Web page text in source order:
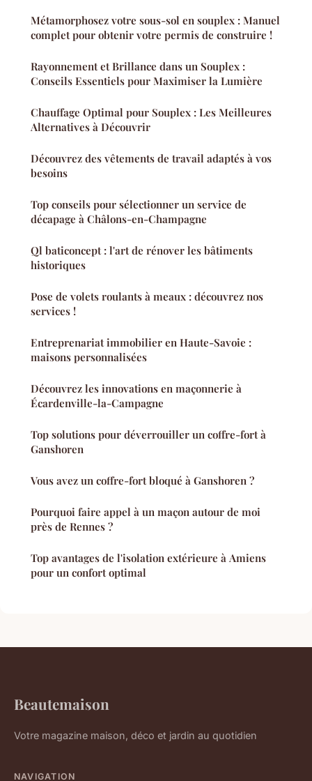
Métamorphosez votre sous-sol en souplex : Manuel
complet pour obtenir votre permis de construire !
Rayonnement et Brillance dans un Souplex :
Conseils Essentiels pour Maximiser la Lumière
Chauffage Optimal pour Souplex : Les Meilleures
Alternatives à Découvrir
Découvrez des vêtements de travail adaptés à vos
besoins
Top conseils pour sélectionner un service de
décapage à Châlons-en-Champagne
Ql baticoncept : l'art de rénover les bâtiments
historiques
Pose de volets roulants à meaux : découvrez nos
services !
Entreprenariat immobilier en Haute-Savoie :
maisons personnalisées
Découvrez les innovations en maçonnerie à
Écardenville-la-Campagne
Top solutions pour déverrouiller un coffre-fort à
Ganshoren
Vous avez un coffre-fort bloqué à Ganshoren ?
Pourquoi faire appel à un maçon autour de moi
près de Rennes ?
Top avantages de l'isolation extérieure à Amiens
pour un confort optimal
Beautemaison
Votre magazine maison, déco et jardin au quotidien
NAVIGATION